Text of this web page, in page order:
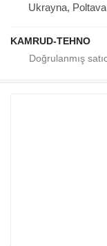
Ukrayna, Poltava
KAMRUD-TEHNO